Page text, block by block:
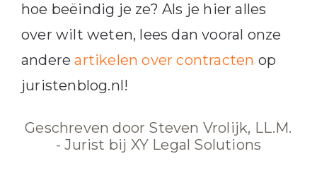
hoe beëindig je ze? Als je hier alles
over wilt weten, lees dan vooral onze
andereartikelen over contracten op
juristenblog.nl!
Geschreven door Steven Vrolijk, LL.M.
- Jurist bij XY Legal Solutions